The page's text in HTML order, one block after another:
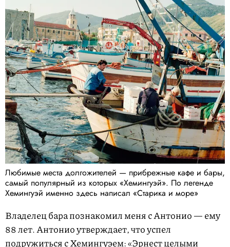
Любимые места долгожителей — прибрежные кафе и бары,
самый популярный из которых «Хемингуэй». По легенде
Хемингуэй именно здесь написал «Старика и море»
Владелец бара познакомил меня с Антонио — ему
88 лет. Антонио утверждает, что успел
подружиться с Хемингуэем: «Эрнест целыми